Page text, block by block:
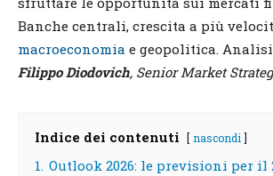
Banche centrali, crescita a più
macroeconomia e geopolitica.
Filippo Diodovich, Senior Market
Indice dei contenuti nascondi
1. Outlook 2026: le previsioni per il